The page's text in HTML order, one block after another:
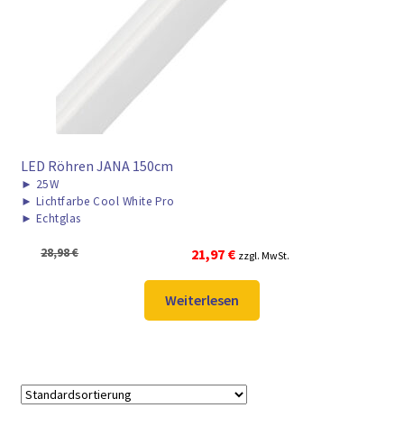
► VERSANDARTEN
LED Röhren JANA 150cm
► 25W
► Lichtfarbe Cool White Pro
► Echtglas
28,98€
Ursprünglicher
Preis
war:
28,98 €
21,97 €Aktueller
Preis
ist:
21,97 €.
zzgl. MwSt.
Weiterlesen